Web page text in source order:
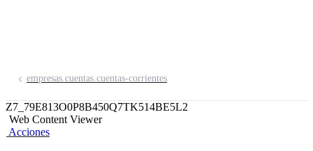
empresas.cuentas.cuentas-corrientes
Z7_79E813O0P8B450Q7TK514BE5L2
Web Content Viewer
Acciones